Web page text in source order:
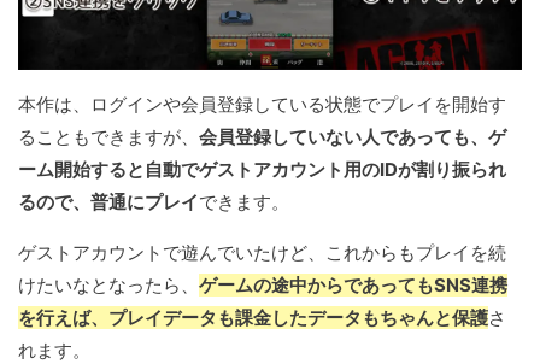
本作は、ログインや会員登録している状態でプレイを開始す
ることもできますが、 会員登録していない人であっても、ゲ
ーム開始すると自動でゲストアカウント用のIDが割り振られ
るので、普通にプレイできます。
ゲストアカウントで遊んでいたけど、これからもプレイを続
けたいなとなったら、 ゲームの途中からであってもSNS連携
を行えば、プレイデータも課金したデータもちゃんと保護さ
れます。